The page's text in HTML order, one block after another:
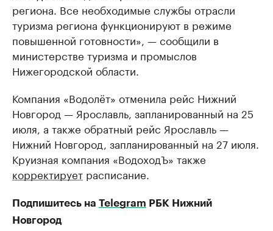
региона. Все необходимые службы отрасли
туризма региона функционируют в режиме
повышенной готовности», — сообщили в
министерстве туризма и промыслов
Нижегородской области.
Компания «Водолёт» отменила рейс Нижний
Новгород — Ярославль, запланированный на 25
июля, а также обратный рейс Ярославль —
Нижний Новгород, запланированный на 27 июля.
Круизная компания «ВодоходЪ» также
корректирует расписание.
Подпишитесь на Telegram РБК Нижний
Новгород